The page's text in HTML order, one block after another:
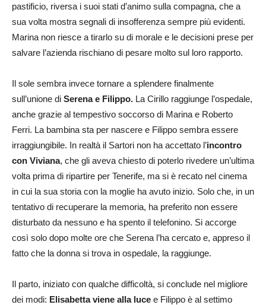
pastificio, riversa i suoi stati d’animo sulla compagna, che a
sua volta mostra segnali di insofferenza sempre più evidenti.
Marina non riesce a tirarlo su di morale e le decisioni prese per
salvare l’azienda rischiano di pesare molto sul loro rapporto.
Il sole sembra invece tornare a splendere finalmente
sull’unione di Serena e Filippo. La Cirillo raggiunge l’ospedale,
anche grazie al tempestivo soccorso di Marina e Roberto
Ferri. La bambina sta per nascere e Filippo sembra essere
irraggiungibile. In realtà il Sartori non ha accettato l’incontro
con Viviana, che gli aveva chiesto di poterlo rivedere un’ultima
volta prima di ripartire per Tenerife, ma si è recato nel cinema
in cui la sua storia con la moglie ha avuto inizio. Solo che, in un
tentativo di recuperare la memoria, ha preferito non essere
disturbato da nessuno e ha spento il telefonino. Si accorge
così solo dopo molte ore che Serena l’ha cercato e, appreso il
fatto che la donna si trova in ospedale, la raggiunge.
Il parto, iniziato con qualche difficoltà, si conclude nel migliore
dei modi: Elisabetta viene alla luce e Filippo è al settimo